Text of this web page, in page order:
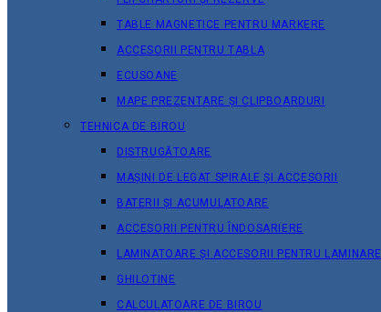
TABLE MAGNETICE PENTRU MARKERE
ACCESORII PENTRU TABLA
ECUSOANE
MAPE PREZENTARE ȘI CLIPBOARDURI
TEHNICA DE BIROU
DISTRUGĂTOARE
MAȘINI DE LEGAT SPIRALE ȘI ACCESORII
BATERII ȘI ACUMULATOARE
ACCESORII PENTRU ÎNDOSARIERE
LAMINATOARE ȘI ACCESORII PENTRU LAMINARE
GHILOTINE
CALCULATOARE DE BIROU